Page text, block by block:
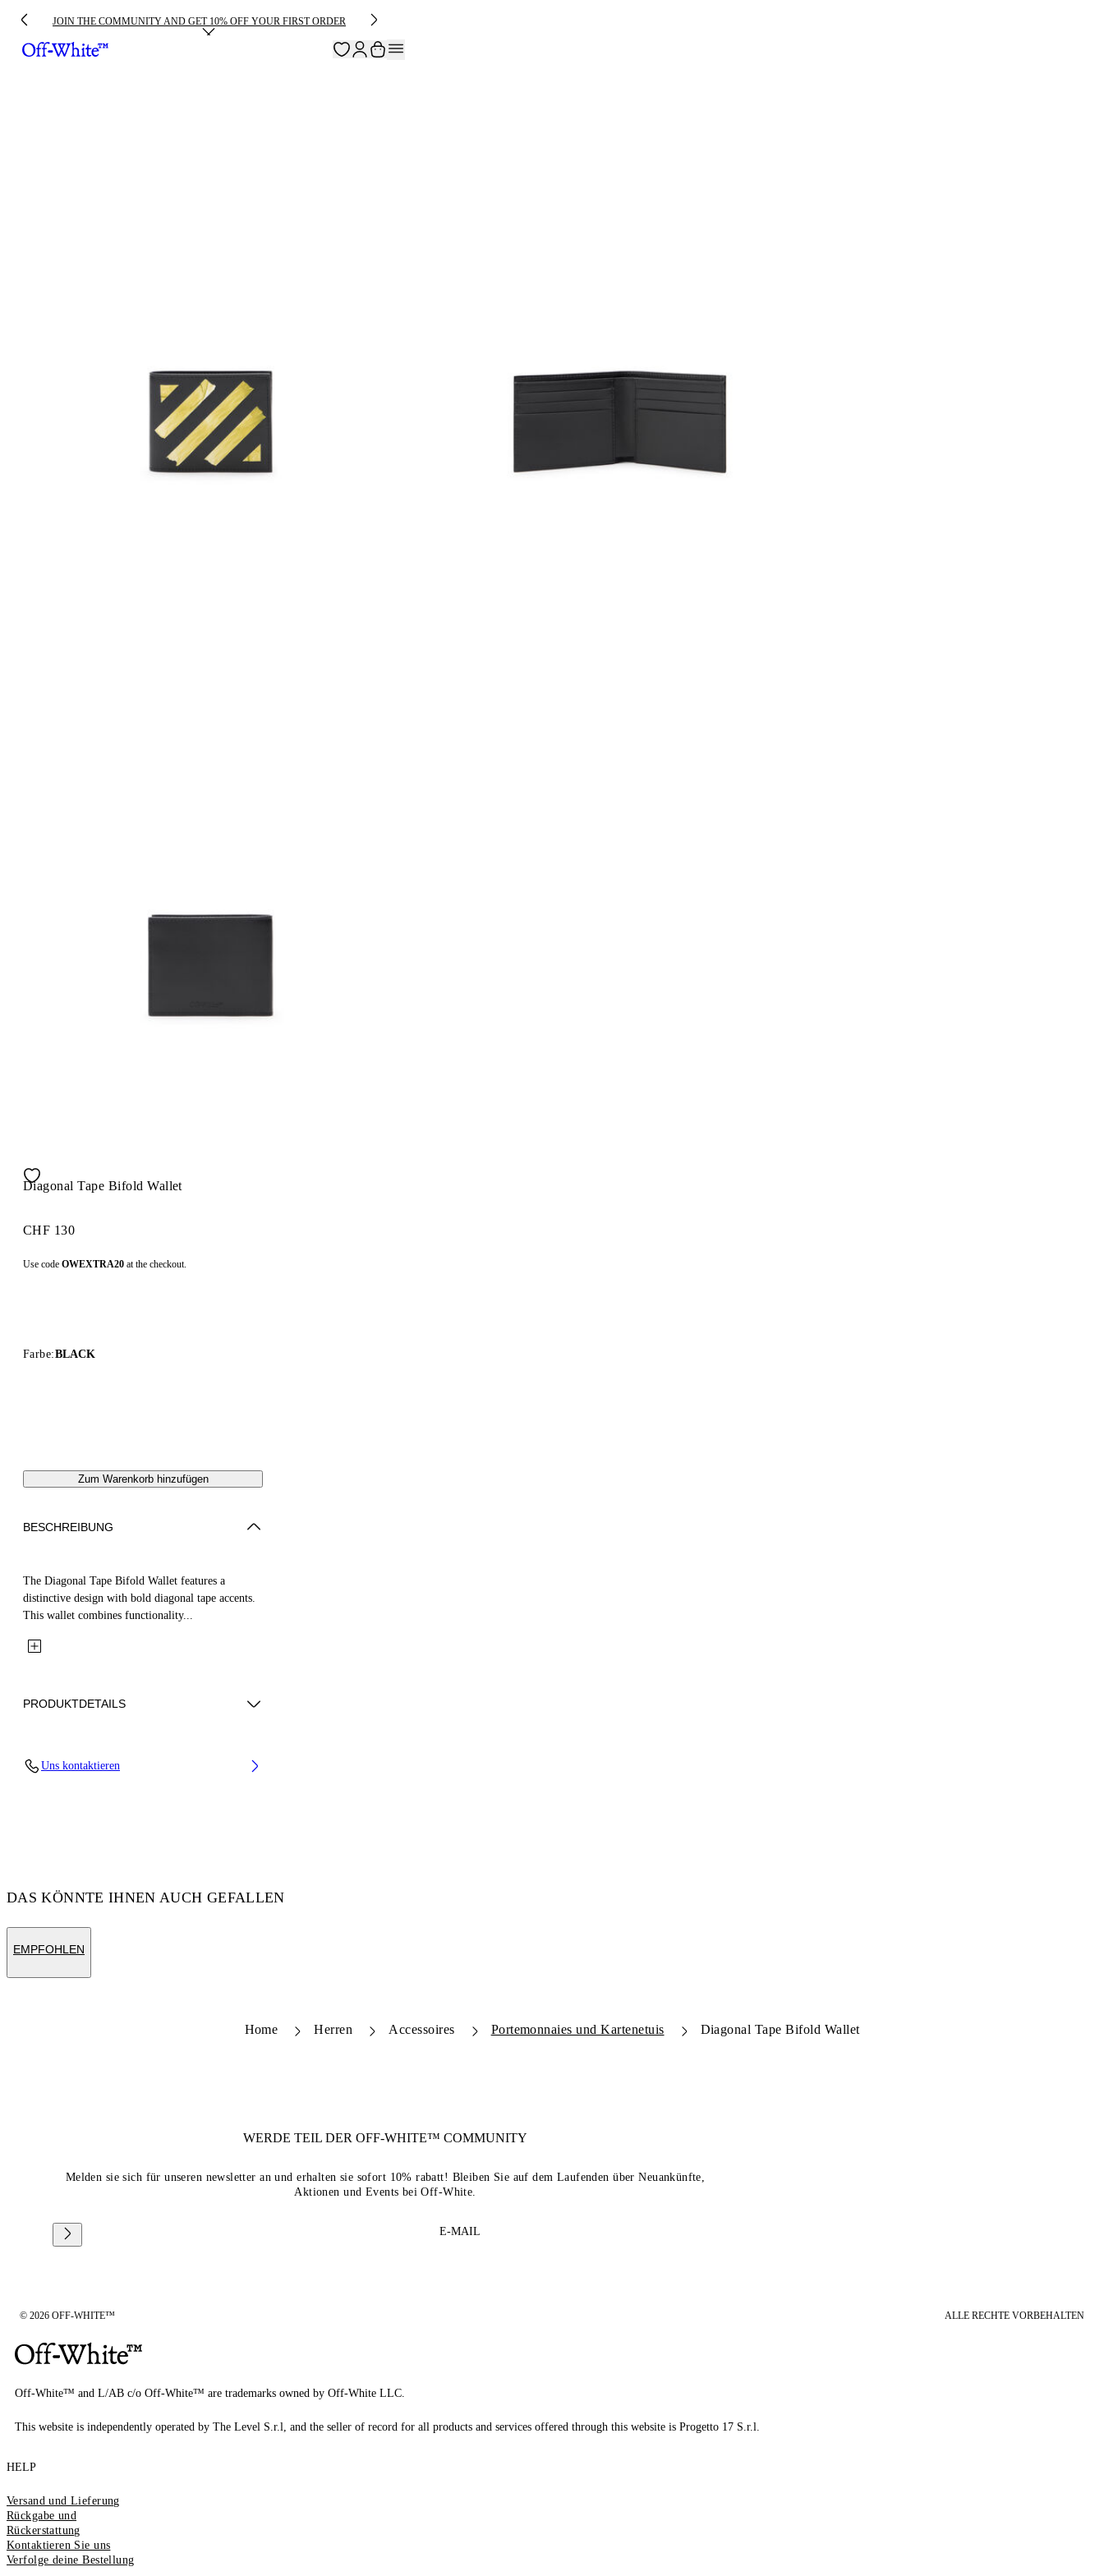
JOIN THE COMMUNITY AND GET 10% OFF YOUR FIRST ORDER
Diagonal Tape Bifold Wallet
CHF 130
Use code OWEXTRA20 at the checkout.
Farbe:BLACK
Zum Warenkorb hinzufügen
BESCHREIBUNG
The Diagonal Tape Bifold Wallet features a
distinctive design with bold diagonal tape accents.
This wallet combines functionality...
PRODUKTDETAILS
Uns kontaktieren
DAS KÖNNTE IHNEN AUCH GEFALLEN
EMPFOHLEN
Home Herren Accessoires Portemonnaies und Kartenetuis Diagonal Tape Bifold Wallet
WERDE TEIL DEROFF-WHITE™ COMMUNITY
Melden sie sich für unseren newsletter an und erhalten sie sofort 10% rabatt! Bleiben Sie auf dem Laufenden über Neuankünfte,
Aktionen und Events bei Off-White.
E-MAIL
© 2026 OFF-WHITE™ ALLE RECHTE VORBEHALTEN
Off-White™ and L/AB c/o Off-White™ are trademarks owned by Off-White LLC.
This website is independently operated by The Level S.r.l, and the seller of record for all products and services offered through this website is Progetto 17 S.r.l.
HELP
Versand und Lieferung
Rückgabe und
Rückerstattung
Kontaktieren Sie uns
Verfolge deine Bestellung